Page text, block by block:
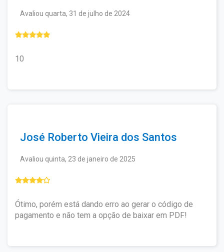
solicitar o certificado de todos ou de nenhum.
Não haverá bloqueio ou restrição de
contato@ewcursos.com.br
custo de envio.
Avaliou quarta, 31 de julho de 2024
10
José Roberto Vieira dos Santos
Avaliou quinta, 23 de janeiro de 2025
Ótimo, porém está dando erro ao gerar o código de
pagamento e não tem a opção de baixar em PDF!